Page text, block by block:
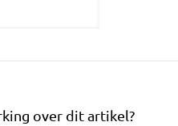
over dit artikel?